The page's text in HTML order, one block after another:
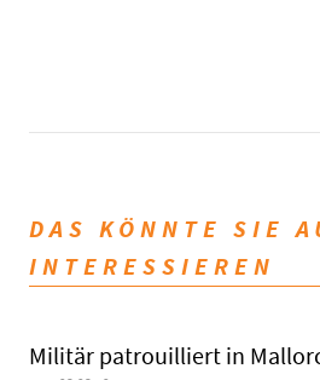
DAS KÖNNTE SIE
INTERESSIEREN
Militär patrouilliert in